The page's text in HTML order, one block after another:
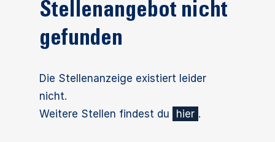
Stellenangebot nicht
gefunden
Die Stellenanzeige existiert leider
nicht.
Weitere Stellen findest du
hier .